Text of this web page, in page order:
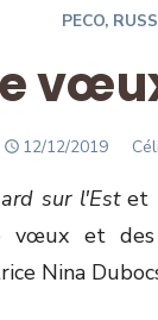
PECO,
POSTED
12/12/2019
sur l'Estet
vœux et des
Nina